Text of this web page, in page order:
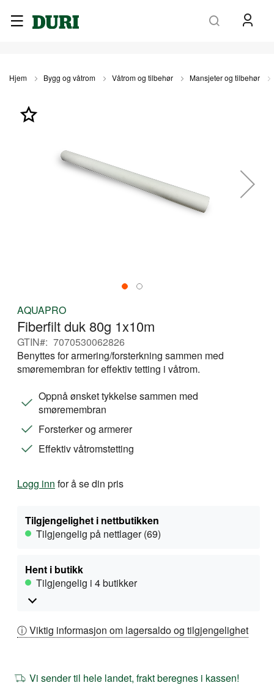
Hjem Bygg og våtrom Våtrom og tilbehør Mansjeter og tilbehør
slutten
begynnelsen
bildegalleri
AQUAPRO
Fiberfilt duk 80g 1x10m
GTIN
7070530062826
Benyttes for armering/forsterkning sammen med
smøremembran for effektiv tetting i våtrom.
Oppnå ønsket tykkelse sammen med
smøremembran
Forsterker og armerer
Effektiv våtromstetting
Logg inn for å se din pris
Tilgjengelighet i nettbutikken
Tilgjengelig på nettlager (69)
Hent i butikk
Tilgjengelig i 4 butikker
ⓘ Viktig informasjon om lagersaldo og tilgjengelighet
Vi sender til hele landet, frakt beregnes i kassen!